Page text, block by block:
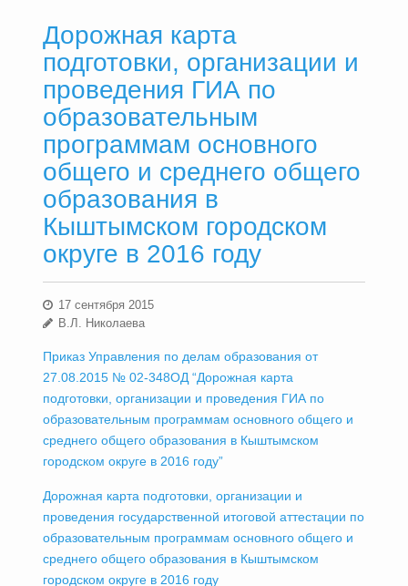
Дорожная карта
подготовки, организации и
проведения ГИА по
образовательным
программам основного
общего и среднего общего
образования в
Кыштымском городском
округе в 2016 году
17 сентября 2015
В.Л. Николаева
Приказ Управления по делам образования от
27.08.2015 № 02-348ОД “Дорожная карта
подготовки, организации и проведения ГИА по
образовательным программам основного общего и
среднего общего образования в Кыштымском
городском округе в 2016 году”
Дорожная карта подготовки, организации и
проведения государственной итоговой аттестации по
образовательным программам основного общего и
среднего общего образования в Кыштымском
городском округе в 2016 году